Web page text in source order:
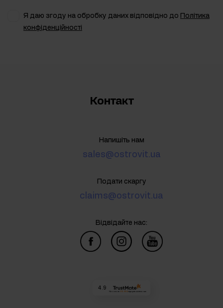
Я даю згоду на обробку даних відповідно до
Політика
конфіденційності
Контакт
Напишіть нам
sales@ostrovit.ua
Подати скаргу
claims@ostrovit.ua
Відвідайте нас:
4.9
На основі 69 894відгуків за весь час